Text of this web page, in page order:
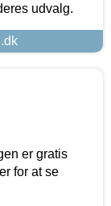
udvalg.
er gratis
for at se